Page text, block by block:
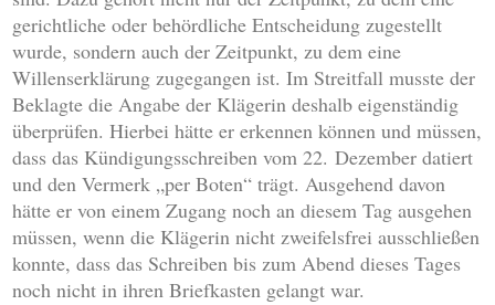
gerichtliche oder behördliche Entscheidung zugestellt
wurde, sondern auch der Zeitpunkt, zu dem eine
Willenserklärung zugegangen ist. Im Streitfall musste der
Beklagte die Angabe der Klägerin deshalb eigenständig
überprüfen. Hierbei hätte er erkennen können und müssen,
dass das Kündigungsschreiben vom 22. Dezember datiert
und den Vermerk „per Boten“ trägt. Ausgehend davon
hätte er von einem Zugang noch an diesem Tag ausgehen
müssen, wenn die Klägerin nicht zweifelsfrei ausschließen
konnte, dass das Schreiben bis zum Abend dieses Tages
noch nicht in ihren Briefkasten gelangt war.